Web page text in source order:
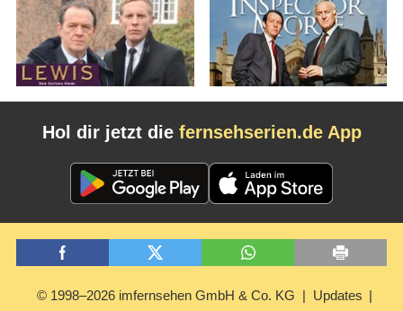
Hol dir jetzt die fernsehserien.de App
© 1998–2026 imfernsehen GmbH & Co. KG Updates